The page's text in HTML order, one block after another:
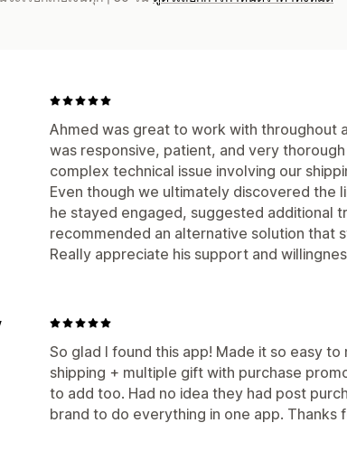
Ahmed was great to work with throughout
was responsive, patient, and very
complex technical issue involving our
Even though we ultimately discovered the
he stayed engaged, suggested additional
recommended an alternative solution that
Really appreciate his support and
So glad I found this app! Made it so easy
shipping + multiple gift with purchase
to add too. Had no idea they had post
brand to do everything in one app. Thanks